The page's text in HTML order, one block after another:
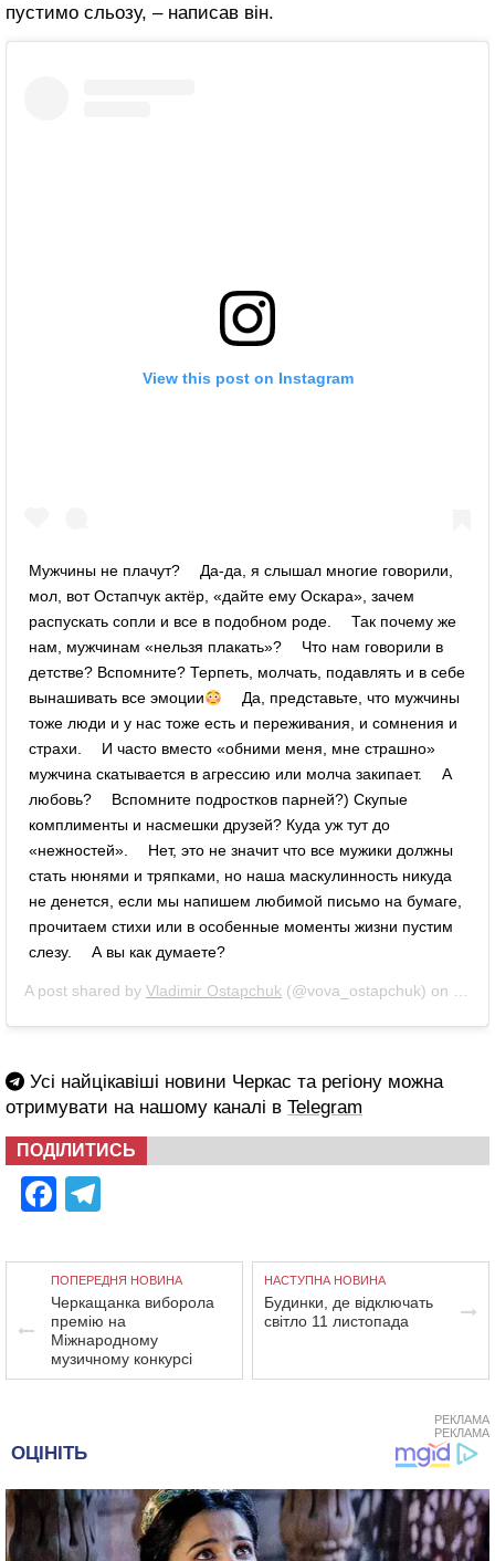
пустимо сльозу, – написав він.
View this post on Instagram
Мужчины не плачут? ⠀ Да-да, я слышал многие говорили,
мол, вот Остапчук актёр, «дайте ему Оскара», зачем
распускать сопли и все в подобном роде. ⠀ Так почему же
нам, мужчинам «нельзя плакать»? ⠀ Что нам говорили в
детстве? Вспомните? Терпеть, молчать, подавлять и в себе
вынашивать все эмоции
⠀ Да, представьте, что мужчины
тоже люди и у нас тоже есть и переживания, и сомнения и
страхи. ⠀ И часто вместо «обними меня, мне страшно»
мужчина скатывается в агрессию или молча закипает. ⠀ А
любовь? ⠀ Вспомните подростков парней?) Скупые
комплименты и насмешки друзей? Куда уж тут до
«нежностей». ⠀ Нет, это не значит что все мужики должны
стать нюнями и тряпками, но наша маскулинность никуда
не денется, если мы напишем любимой письмо на бумаге,
прочитаем стихи или в особенные моменты жизни пустим
слезу. ⠀ А вы как думаете?
A post shared by Vladimir Ostapchuk (@vova_ostapchuk) on Nov
Усі найцікавіші новини Черкас та регіону можна
отримувати на нашому каналі в Telegram
ПОДІЛИТИСЬ
Facebook
ПОПЕРЕДНЯ НОВИНА
Черкащанка виборола
премію на
Міжнародному
музичному конкурсі
НАСТУПНА НОВИНА
Будинки, де відключать
світло 11 листопада
РЕКЛАМА
РЕКЛАМА